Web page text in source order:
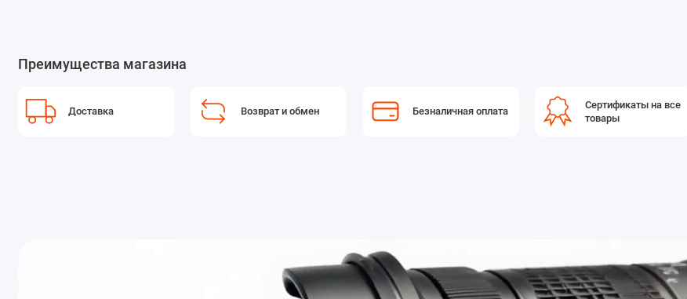
Преимущества магазина
Доставка Возврат и обмен Безналичная оплата
Сертификаты на все
товары